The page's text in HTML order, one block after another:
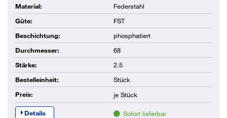
Material:
Federstahl
Güte:
FST
Beschichtung:
phosphatiert
Durchmesser:
68
Stärke:
2.5
Bestelleinheit:
Stück
Preis:
je Stück
Details Sofort lieferbar